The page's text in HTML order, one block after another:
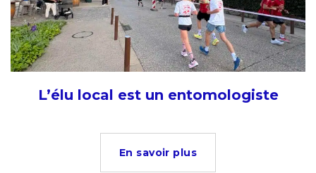
L’élu local est un entomologiste
En savoir plus